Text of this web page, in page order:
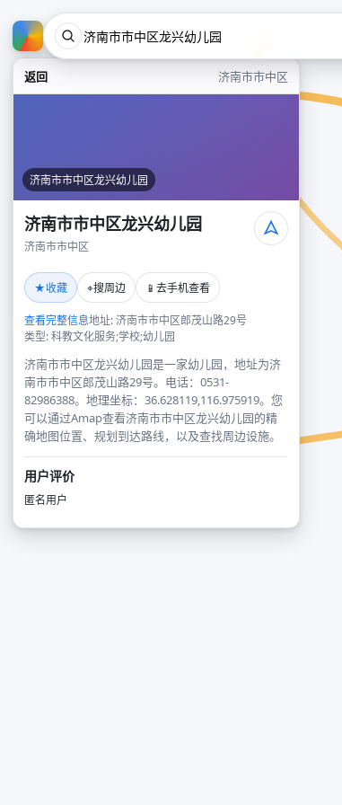
返回 济南市市中区
济南市市中区龙兴幼儿园
济南市市中区龙兴幼儿园
济南市市中区
★收藏 ⌖搜周边 📱 去手机查看
查看完整信息地址: 济南市市中区郎茂山路29号
类型: 科教文化服务;学校;幼儿园
济南市市中区龙兴幼儿园是一家幼儿园，地址为济
南市市中区郎茂山路29号。电话：0531-
82986388。地理坐标：36.628119,116.975919。您
可以通过Amap查看济南市市中区龙兴幼儿园的精
确地图位置、规划到达路线，以及查找周边设施。
用户评价
匿名用户